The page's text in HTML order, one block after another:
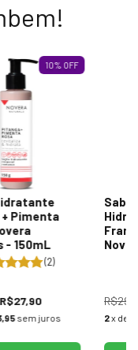
10% OFF
Pimenta
150mL
(2)
R$27,90
sem juros 2x de